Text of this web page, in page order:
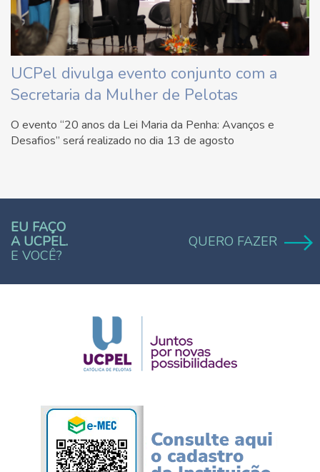
UCPel divulga evento conjunto com a
Secretaria da Mulher de Pelotas
O evento “20 anos da Lei Maria da Penha: Avanços e
Desafios” será realizado no dia 13 de agosto
EU FAÇO
A UCPEL.
E VOCÊ?
QUERO FAZER